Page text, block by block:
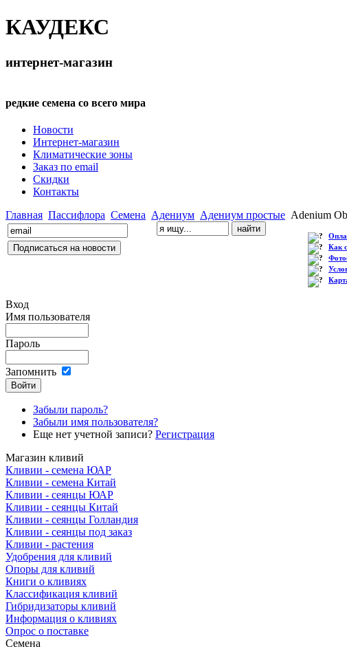
КАУДЕКС
интернет-магазин
редкие семена со всего мира
Новости
Интернет-магазин
Климатические зоны
Заказ по email
Скидки
Контакты
Главная Пассифлора Семена Адениум Адениум простые Adenium
Как
Вход
Имя пользователя
Пароль
Запомнить
Забыли пароль?
Забыли имя пользователя?
Еще нет учетной записи? Регистрация
Магазин кливий
Кливии - семена ЮАР
Кливии - семена Китай
Кливии - сеянцы ЮАР
Кливии - сеянцы Китай
Кливии - сеянцы Голландия
Кливии - сеянцы под заказ
Кливии - растения
Удобрения для кливий
Опоры для кливий
Книги о кливиях
Классификация кливий
Гибридизаторы кливий
Информация о кливиях
Опрос о поставке
Семена